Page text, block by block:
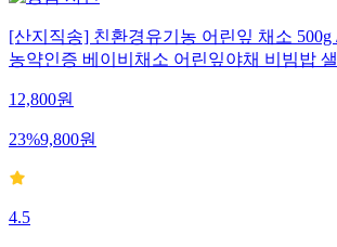
[산지직송] 친환경유기농 어린잎 채소
농약인증 베이비채소 어린잎야채 비빔밥
12,800원
23%9,800원
4.5